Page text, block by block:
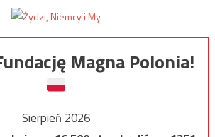
Magna Polonia!
Sierpień 2026